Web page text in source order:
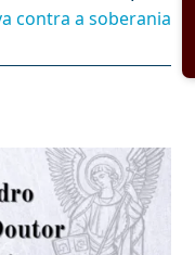
contra a soberania